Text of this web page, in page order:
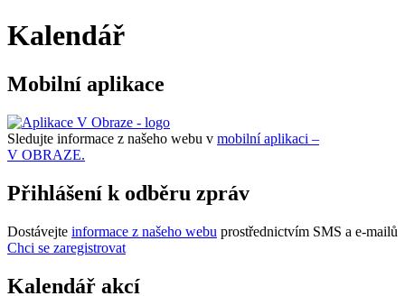
Kalendář
Mobilní aplikace
Sledujte informace z našeho webu v mobilní aplikaci –
V OBRAZE.
Přihlášení k odběru zpráv
Dostávejte informace z našeho webu prostřednictvím SMS a e-mailů
Chci se zaregistrovat
Kalendář akcí